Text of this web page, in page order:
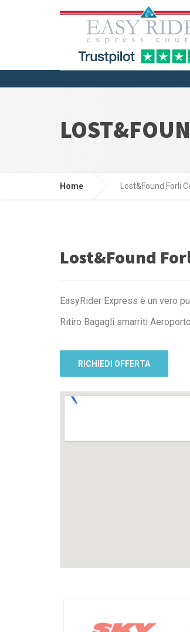
Home Lost&Found Forli
Lost&Found
EasyRider Express è un vero
Ritiro Bagagli smarriti Aeroporto
RICHIEDI OFFERTA